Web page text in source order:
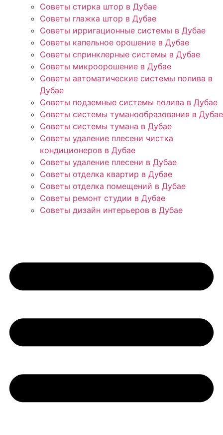
Советы стирка штор в Дубае
Советы глажка штор в Дубае
Советы ирригационные системы в Дубае
Советы капельное орошение в Дубае
Советы спринклерные системы в Дубае
Советы микроорошение в Дубае
Советы автоматические системы полива в
Дубае
Советы подземные системы полива в Дубае
Советы системы туманообразования в Дубае
Советы системы тумана в Дубае
Советы удаление плесени чистка
кондиционеров в Дубае
Советы удаление плесени в Дубае
Советы отделка квартир в Дубае
Советы отделка помещений в Дубае
Советы ремонт студии в Дубае
Советы дизайн интерьеров в Дубае